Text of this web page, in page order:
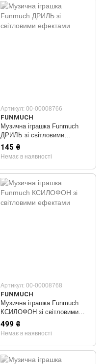
Артикул: 00-00008766
FUNMUCH
Музична іграшка Funmuch
ДРИЛЬ зі світловими
ефектами
145 ₴
Немає в наявності
Артикул: 00-00008768
FUNMUCH
Музична іграшка Funmuch
КСИЛОФОН зі світловими
ефектами
499 ₴
Немає в наявності